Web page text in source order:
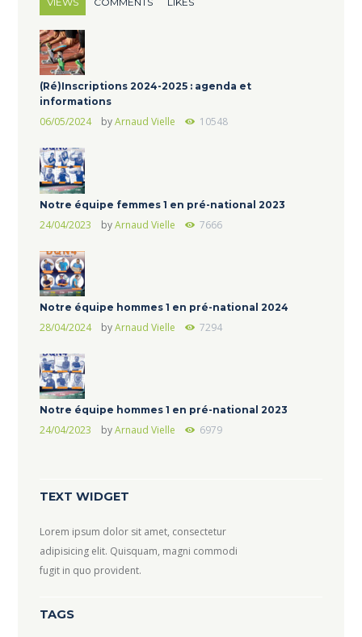
(Ré)Inscriptions 2024-2025 : agenda et
informations
06/05/2024 byArnaud Vielle 10548
Notre équipe femmes 1 en pré-national 2023
24/04/2023 byArnaud Vielle 7666
Notre équipe hommes 1 en pré-national 2024
28/04/2024 byArnaud Vielle 7294
Notre équipe hommes 1 en pré-national 2023
24/04/2023 byArnaud Vielle 6979
TEXT WIDGET
Lorem ipsum dolor sit amet, consectetur
adipisicing elit. Quisquam, magni commodi
fugit in quo provident.
TAGS